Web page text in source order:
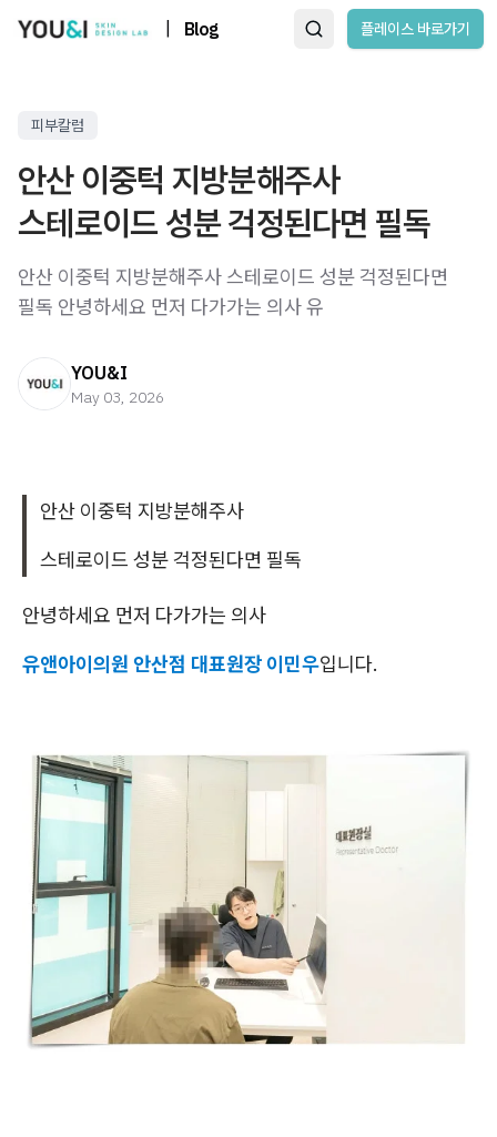
Blog 플레이스 바로가기
피부칼럼
안산 이중턱 지방분해주사
스테로이드 성분 걱정된다면 필독
안산 이중턱 지방분해주사 스테로이드 성분 걱정된다면
필독 안녕하세요 먼저 다가가는 의사 유
YOU&I
May 03, 2026
안산 이중턱 지방분해주사
스테로이드 성분 걱정된다면 필독
안녕하세요 먼저 다가가는 의사
유앤아이의원 안산점 대표원장 이민우입니다.